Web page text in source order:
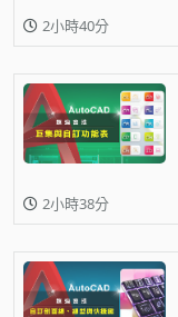
2小時40分
2小時38分